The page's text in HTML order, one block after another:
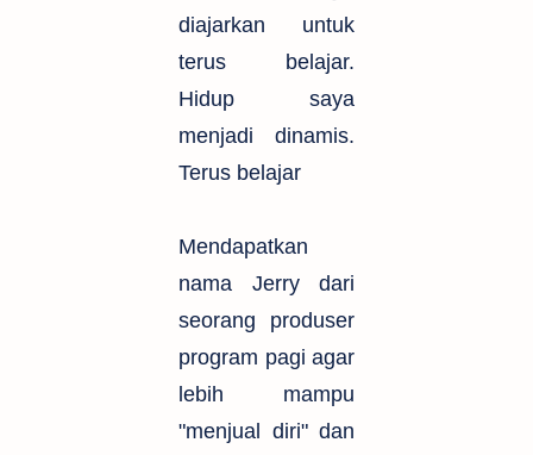
diajarkan untuk
terus belajar.
Hidup saya
menjadi dinamis.
Terus belajar
Mendapatkan
nama Jerry dari
seorang produser
program pagi agar
lebih mampu
"menjual diri" dan